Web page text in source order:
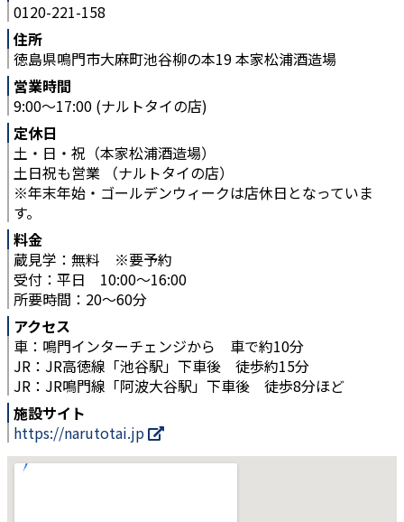
0120-221-158
住所
徳島県鳴門市大麻町池谷柳の本19 本家松浦酒造場
営業時間
9:00〜17:00 (ナルトタイの店)
定休日
土・日・祝（本家松浦酒造場）
土日祝も営業 （ナルトタイの店）
※年末年始・ゴールデンウィークは店休日となっていま
す。
料金
蔵見学：無料 ※要予約
受付：平日 10:00～16:00
所要時間：20～60分
アクセス
車：鳴門インターチェンジから 車で約10分
JR：JR高徳線「池谷駅」下車後 徒歩約15分
JR：JR鳴門線「阿波大谷駅」下車後 徒歩8分ほど
施設サイト
https://narutotai.jp